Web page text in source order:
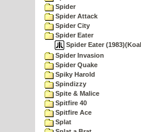
Spider
Spider Attack
Spider City
Spider Eater
Spider Eater
Spider Invasion
Spider Quake
Spiky Harold
Spindizzy
Spite & Malice
Spitfire 40
Spitfire Ace
Splat